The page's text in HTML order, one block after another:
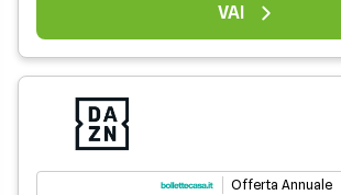
VAI
Offerta Annuale